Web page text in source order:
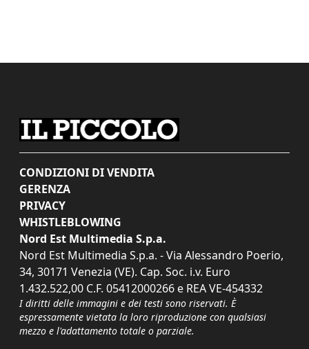
CONDIZIONI DI VENDITA
GERENZA
PRIVACY
WHISTLEBLOWING
Nord Est Multimedia S.p.a.
Nord Est Multimedia S.p.a. - Via Alessandro Poerio,
34, 30171 Venezia (VE). Cap. Soc. i.v. Euro
1.432.522,00 C.F. 05412000266 e REA VE-454332
I diritti delle immagini e dei testi sono riservati. È
espressamente vietata la loro riproduzione con qualsiasi
mezzo e l'adattamento totale o parziale.